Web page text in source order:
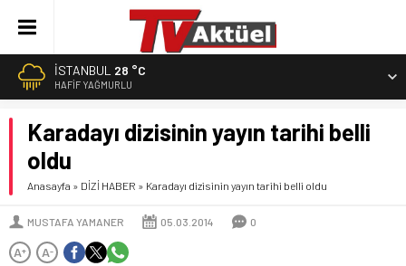
İSTANBUL 28 °C
HAFIF YAĞMURLU
Karadayı dizisinin yayın tarihi belli
oldu
Anasayfa » DİZİ HABER » Karadayı dizisinin yayın tarihi belli oldu
MUSTAFA YAMANER 05.03.2014 0
A+ A-